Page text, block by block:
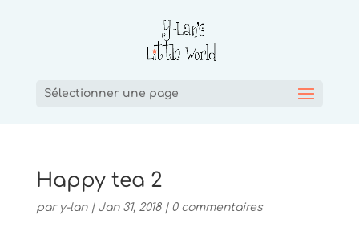
Sélectionner une page
Happy tea 2
par y-lan| Jan 31, 2018| 0 commentaires